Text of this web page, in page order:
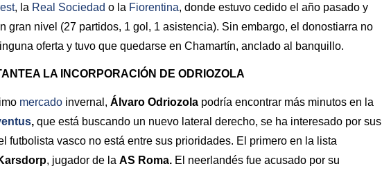
, la Real Sociedad o la Fiorentina, donde estuvo cedido el año pasado y
gran nivel (27 partidos, 1 gol, 1 asistencia). Sin embargo, el donostiarra no
oferta y tuvo que quedarse en Chamartín, anclado al banquillo.
LA INCORPORACIÓN DE ODRIOZOLA
mercado invernal, Álvaro Odriozola podría encontrar más minutos en la
, que está buscando un nuevo lateral derecho, se ha interesado por sus
futbolista vasco no está entre sus prioridades. El primero en la lista
, jugador de la AS Roma. El neerlandés fue acusado por su